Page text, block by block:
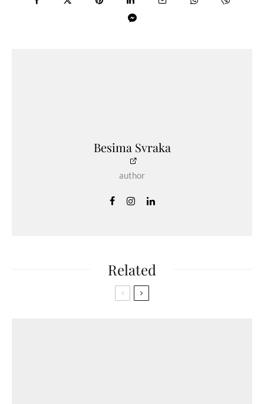
Besima Svraka
author
Related